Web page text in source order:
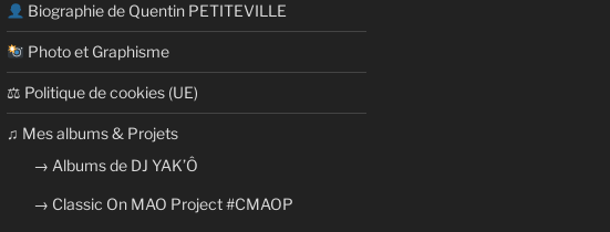
Biographie de Quentin PETITEVILLE
Photo et Graphisme
⚖ Politique de cookies (UE)
​​♫ Mes albums & Projets
→ Albums de DJ YAK’Ô
→ Classic On MAO Project #CMAOP